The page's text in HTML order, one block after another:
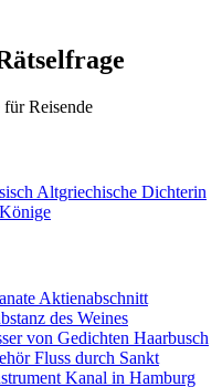
Reisende
Altgriechische Dichterin
Aktienabschnitt
des Weines
von Gedichten Haarbusch
Fluss durch Sankt
Kanal in Hamburg